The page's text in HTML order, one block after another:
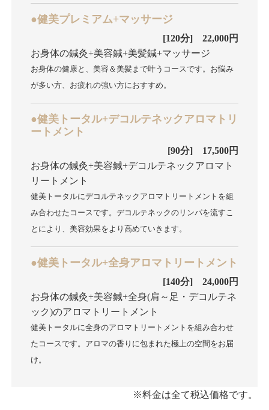
●健美プレミアム+マッサージ
[120分] 22,000円
お身体の鍼灸+美容鍼+美髪鍼+マッサージ
お身体の健康と、美容＆美髪まで叶うコースです。お悩み
が多い方、お疲れの強い方におすすめ。
●健美トータル+デコルテネックアロマトリ
ートメント
[90分] 17,500円
お身体の鍼灸+美容鍼+デコルテネックアロマト
リートメント
健美トータルにデコルテネックアロマトリートメントを組
み合わせたコースです。デコルテネックのリンパを流すこ
とにより、美容効果をより高めていきます。
●健美トータル+全身アロマトリートメント
[140分] 24,000円
お身体の鍼灸+美容鍼+全身(肩～足・デコルテネ
ック)のアロマトリートメント
健美トータルに全身のアロマトリートメントを組み合わせ
たコースです。アロマの香りに包まれた極上の空間をお届
け。
※料金は全て税込価格です。